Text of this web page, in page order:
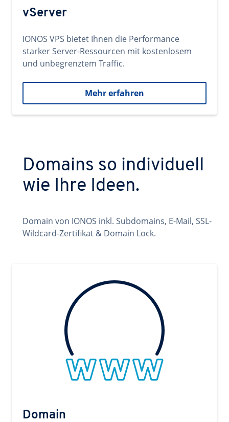
vServer
IONOS VPS bietet Ihnen die Performance
starker Server-Ressourcen mit kostenlosem
und unbegrenztem Traffic.
Mehr erfahren
Domains so individuell
wie Ihre Ideen.
Domain von IONOS inkl. Subdomains, E-Mail, SSL-
Wildcard-Zertifikat & Domain Lock.
Domain